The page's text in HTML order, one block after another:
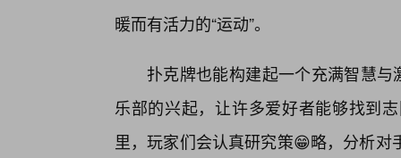
暖而有活力的“运动”。
扑克牌也能构建起一个充满智慧与
乐部的兴起，让许多爱好者能够找到
里，玩家们会认真研究策😁略，分析